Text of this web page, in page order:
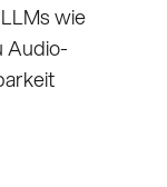
wie
Audio-